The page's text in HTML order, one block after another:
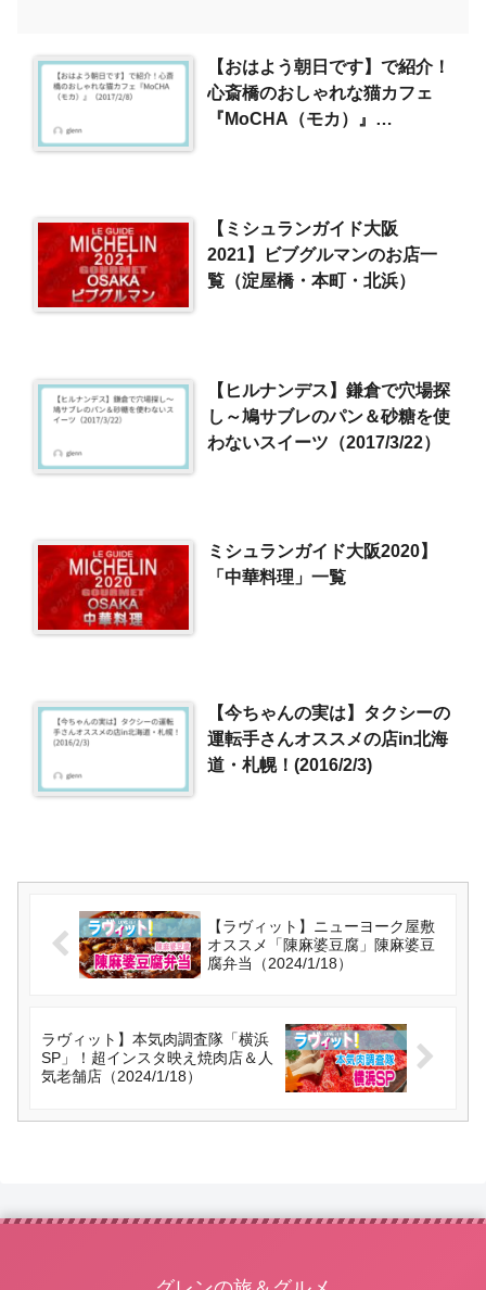
【おはよう朝日です】で紹介！
心斎橋のおしゃれな猫カフェ
『MoCHA（モカ）』
【ミシュランガイド大阪
2021】ビブグルマンのお店一
覧（淀屋橋・本町・北浜）
【ヒルナンデス】鎌倉で穴場探
し～鳩サブレのパン＆砂糖を使
わないスイーツ（2017/3/22）
ミシュランガイド大阪2020】
「中華料理」一覧
【今ちゃんの実は】タクシーの
運転手さんオススメの店in北海
道・札幌！(2016/2/3)
【ラヴィット】ニューヨーク屋敷
オススメ「陳麻婆豆腐」陳麻婆豆
腐弁当（2024/1/18）
ラヴィット】本気肉調査隊「横浜
SP」！超インスタ映え焼肉店＆人
気老舗店（2024/1/18）